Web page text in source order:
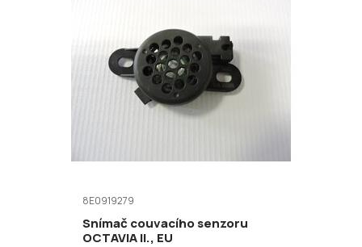
8E0919279
Snímač couvacího senzoru
OCTAVIA II., EU